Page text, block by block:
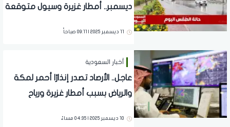
ديسمبر.. أمطار غزيرة وسيول متوقعة
11 ديسمبر 2025 | 09:11 صباحاً
أخبار السعودية
عاجل.. الأرصاد تصدر إنذارًا أحمر لمكة
والرياض بسبب أمطار غزيرة ورياح
10 ديسمبر 2025 | 04:35 مساءً